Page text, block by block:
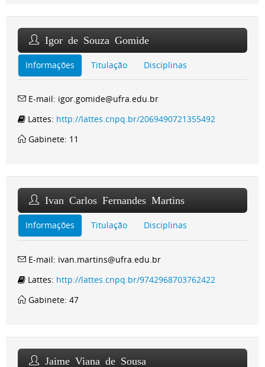
Igor de Souza Gomide
Informações Titulação Disciplinas
E-mail: igor.gomide@ufra.edu.br
Lattes: http://lattes.cnpq.br/2069490721355492
Gabinete: 11
Ivan Carlos Fernandes Martins
Informações Titulação Disciplinas
E-mail: ivan.martins@ufra.edu.br
Lattes: http://lattes.cnpq.br/9742968703762422
Gabinete: 47
Jaime Viana de Sousa